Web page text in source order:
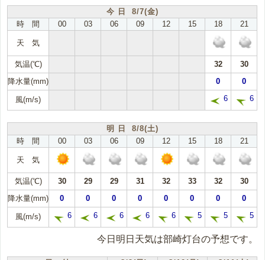
今 日 8/7(金)
時 間
00 03 06 09 12 15 18 21
天 気
気温(℃) 32
30
降水量(mm)
0 0
風(m/s) 6 6
明 日 8/8(土)
時 間
00 03 06 09 12 15 18 21
天 気
気温(℃) 30 29 29 31 32 33 32
30
降水量(mm)
0 0 0 0 0 0 0 0
風(m/s) 6 6 6 6 6 5 5 5
今日明日天気は部崎灯台の予想です。